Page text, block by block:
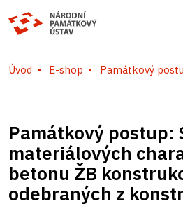
Úvod E-shop Památkový
Památkový postup:
materiálových
betonu ŽB
odebraných z